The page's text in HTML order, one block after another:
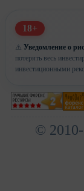
18+
⚠️ Уведомление о
потерять весь
инвестиционными
©